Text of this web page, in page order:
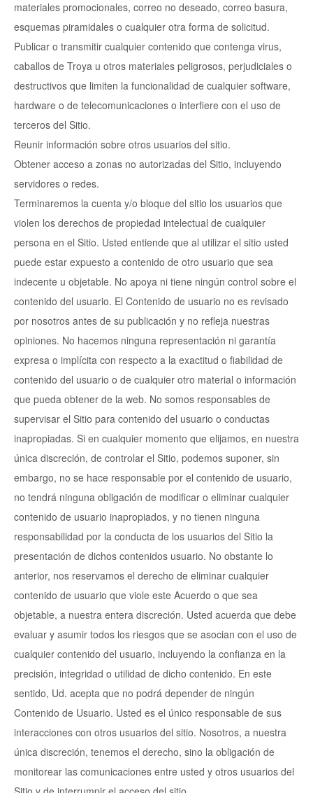
materiales promocionales, correo no deseado, correo basura,
esquemas piramidales o cualquier otra forma de solicitud.
Publicar o transmitir cualquier contenido que contenga virus,
caballos de Troya u otros materiales peligrosos, perjudiciales o
destructivos que limiten la funcionalidad de cualquier software,
hardware o de telecomunicaciones o interfiere con el uso de
terceros del Sitio.
Reunir información sobre otros usuarios del sitio.
Obtener acceso a zonas no autorizadas del Sitio, incluyendo
servidores o redes.
Terminaremos la cuenta y/o bloque del sitio los usuarios que
violen los derechos de propiedad intelectual de cualquier
persona en el Sitio. Usted entiende que al utilizar el sitio usted
puede estar expuesto a contenido de otro usuario que sea
indecente u objetable. No apoya ni tiene ningún control sobre el
contenido del usuario. El Contenido de usuario no es revisado
por nosotros antes de su publicación y no refleja nuestras
opiniones. No hacemos ninguna representación ni garantía
expresa o implícita con respecto a la exactitud o fiabilidad de
contenido del usuario o de cualquier otro material o información
que pueda obtener de la web. No somos responsables de
supervisar el Sitio para contenido del usuario o conductas
inapropiadas. Si en cualquier momento que elijamos, en nuestra
única discreción, de controlar el Sitio, podemos suponer, sin
embargo, no se hace responsable por el contenido de usuario,
no tendrá ninguna obligación de modificar o eliminar cualquier
contenido de usuario inapropiados, y no tienen ninguna
responsabilidad por la conducta de los usuarios del Sitio la
presentación de dichos contenidos usuario. No obstante lo
anterior, nos reservamos el derecho de eliminar cualquier
contenido de usuario que viole este Acuerdo o que sea
objetable, a nuestra entera discreción. Usted acuerda que debe
evaluar y asumir todos los riesgos que se asocian con el uso de
cualquier contenido del usuario, incluyendo la confianza en la
precisión, integridad o utilidad de dicho contenido. En este
sentido, Ud. acepta que no podrá depender de ningún
Contenido de Usuario. Usted es el único responsable de sus
interacciones con otros usuarios del sitio. Nosotros, a nuestra
única discreción, tenemos el derecho, sino la obligación de
monitorear las comunicaciones entre usted y otros usuarios del